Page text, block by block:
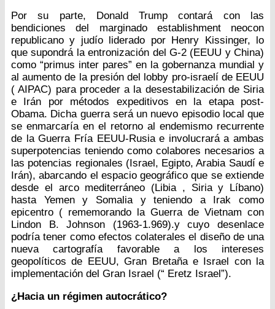
Por su parte, Donald Trump contará con las
bendiciones del marginado establishment neocon
republicano y judío liderado por Henry Kissinger, lo
que supondrá la entronización del G-2 (EEUU y China)
como “primus inter pares” en la gobernanza mundial y
al aumento de la presión del lobby pro-israelí de EEUU
( AIPAC) para proceder a la desestabilización de Siria
e Irán por métodos expeditivos en la etapa post-
Obama. Dicha guerra será un nuevo episodio local que
se enmarcaría en el retorno al endemismo recurrente
de la Guerra Fría EEUU-Rusia e involucrará a ambas
superpotencias teniendo como colabores necesarios a
las potencias regionales (Israel, Egipto, Arabia Saudí e
Irán), abarcando el espacio geográfico que se extiende
desde el arco mediterráneo (Libia , Siria y Líbano)
hasta Yemen y Somalia y teniendo a Irak como
epicentro ( rememorando la Guerra de Vietnam con
Lindon B. Johnson (1963-1.969).y cuyo desenlace
podría tener como efectos colaterales el diseño de una
nueva cartografía favorable a los intereses
geopolíticos de EEUU, Gran Bretaña e Israel con la
implementación del Gran Israel (“ Eretz Israel”).
¿Hacia un régimen autocrático?